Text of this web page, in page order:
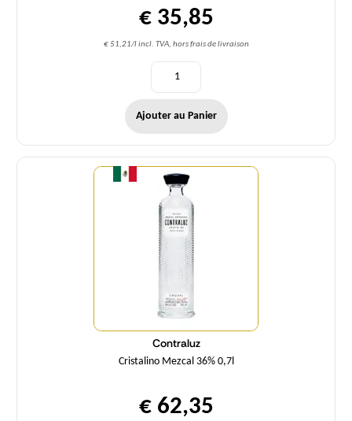
€ 35,85
€ 51,21/l incl. TVA, hors frais de livraison
Ajouter au Panier
Contraluz
Cristalino Mezcal 36% 0,7l
€ 62,35
Quantité